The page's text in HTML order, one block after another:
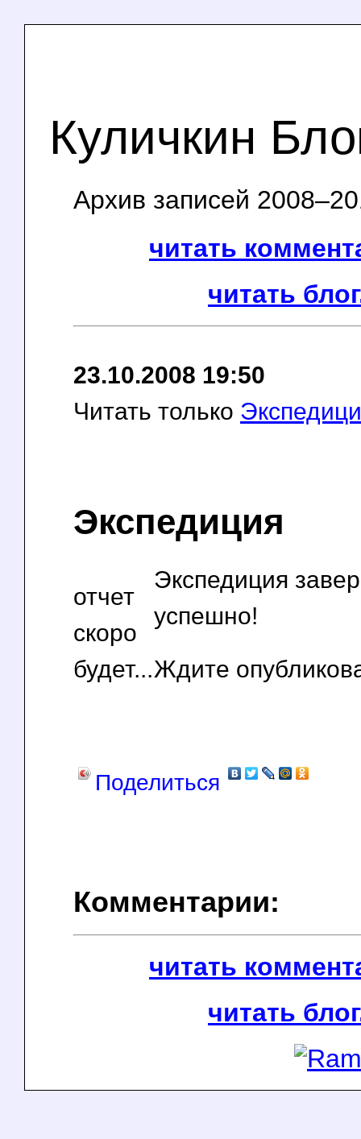
Куличкин
Архив записей
читать
читать
23.10.2008 19:50
Читать только
Экспедиция
отчет
скоро
будет...
Экспедиция
успешно!
Ждите
Поделиться
Комментарии:
читать
читать